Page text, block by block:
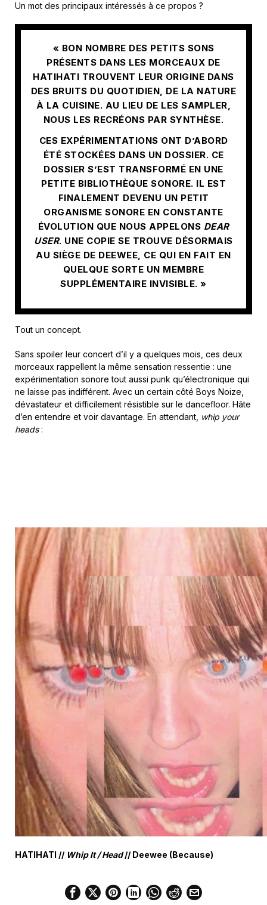
Un mot des principaux intéressés à ce propos ?
« BON NOMBRE DES PETITS SONS
PRÉSENTS DANS LES MORCEAUX DE
HATIHATI TROUVENT LEUR ORIGINE DANS
DES BRUITS DU QUOTIDIEN, DE LA NATURE
À LA CUISINE. AU LIEU DE LES SAMPLER,
NOUS LES RECRÉONS PAR SYNTHÈSE.
CES EXPÉRIMENTATIONS ONT D’ABORD
ÉTÉ STOCKÉES DANS UN DOSSIER. CE
DOSSIER S’EST TRANSFORMÉ EN UNE
PETITE BIBLIOTHÈQUE SONORE. IL EST
FINALEMENT DEVENU UN PETIT
ORGANISME SONORE EN CONSTANTE
ÉVOLUTION QUE NOUS APPELONS DEAR
USER. UNE COPIE SE TROUVE DÉSORMAIS
AU SIÈGE DE DEEWEE, CE QUI EN FAIT EN
QUELQUE SORTE UN MEMBRE
SUPPLÉMENTAIRE INVISIBLE. »
Tout un concept.
Sans spoiler leur concert d’il y a quelques mois, ces deux
morceaux rappellent la même sensation ressentie : une
expérimentation sonore tout aussi punk qu’électronique qui
ne laisse pas indifférent. Avec un certain côté Boys Noize,
dévastateur et difficilement résistible sur le dancefloor. Hâte
d’en entendre et voir davantage. En attendant, whip your
heads:
HATIHATI // Whip It / Head// Deewee (Because)